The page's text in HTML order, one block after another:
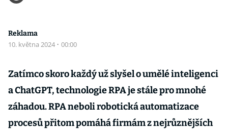
Reklama
10. května 2024 · 00:00
Zatímco skoro každý už slyšel o umělé inteligenci
a ChatGPT, technologie RPA je stále pro mnohé
záhadou. RPA neboli robotická automatizace
procesů přitom pomáhá firmám z nejrůznějších